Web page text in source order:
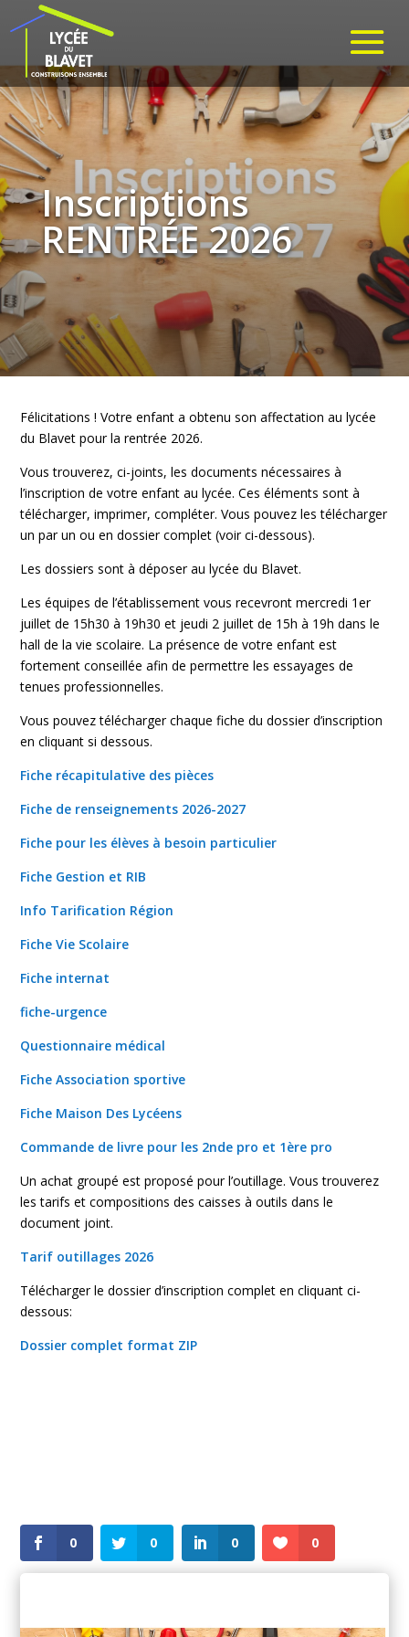
Inscriptions
RENTRÉE 2026
Félicitations ! Votre enfant a obtenu son affectation au lycée
du Blavet pour la rentrée 2026.
Vous trouverez, ci-joints, les documents nécessaires à
l’inscription de votre enfant au lycée. Ces éléments sont à
télécharger, imprimer, compléter. Vous pouvez les télécharger
un par un ou en dossier complet (voir ci-dessous).
Les dossiers sont à déposer au lycée du Blavet.
Les équipes de l’établissement vous recevront mercredi 1er
juillet de 15h30 à 19h30 et jeudi 2 juillet de 15h à 19h dans le
hall de la vie scolaire. La présence de votre enfant est
fortement conseillée afin de permettre les essayages de
tenues professionnelles.
Vous pouvez télécharger chaque fiche du dossier d’inscription
en cliquant si dessous.
Fiche récapitulative des pièces
Fiche de renseignements 2026-2027
Fiche pour les élèves à besoin particulier
Fiche Gestion et RIB
Info Tarification Région
Fiche Vie Scolaire
Fiche internat
fiche-urgence
Questionnaire médical
Fiche Association sportive
Fiche Maison Des Lycéens
Commande de livre pour les 2nde pro et 1ère pro
Un achat groupé est proposé pour l’outillage. Vous trouverez
les tarifs et compositions des caisses à outils dans le
document joint.
Tarif outillages 2026
Télécharger le dossier d’inscription complet en cliquant ci-
dessous:
Dossier complet format ZIP
0 0 0 0